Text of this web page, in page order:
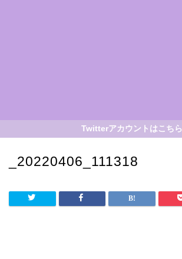
Twitterアカウントはこちら
_20220406_111318